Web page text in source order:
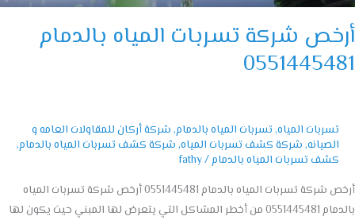
شركة تسربات المياه بالدمام
تسربات المياه,تسربات المياه بالدمام,شركة أركان للمقاولات العامه و
الصيانه,شركة كشف تسربات المياه,شركة كشف تسربات المياه بالدمام,
كشف تسربات المياه بالدمام/
fathy
أرخص شركة تسربات المياه بالدمام 0551445481 أرخص شركة تسربات المياه
بالدمام 0551445481 من أخطر المشاكل التي يتعرض لها المبني حيث يكون لها